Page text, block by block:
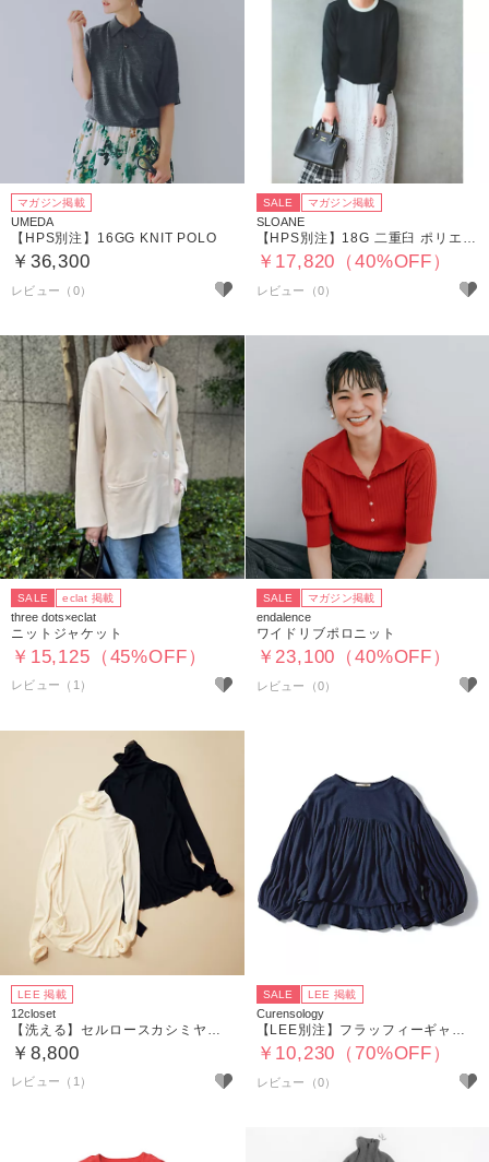
マガジン掲載
UMEDA
【HPS別注】16GG KNIT POLO
￥36,300
SALE マガジン掲載
SLOANE
￥17,820（40%OFF）
SALE eclat 掲載
three dots×eclat
ニットジャケット
￥15,125（45%OFF）
レビュー（1）
SALE マガジン掲載
endalence
ワイドリブポロニット
￥23,100（40%OFF）
LEE 掲載
12closet
￥8,800
レビュー（1）
SALE LEE 掲載
Curensology
￥10,230（70%OFF）